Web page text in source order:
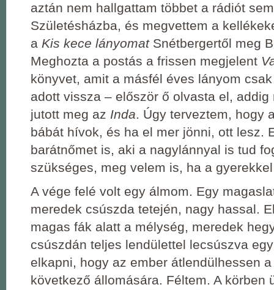
aztán nem hallgattam többet a rádiót
Születésházba, és megvettem a
a Kis kece lányomatSnétbergertől meg
Meghozta a postás a frissen megjelent
könyvet, amit a másfél éves lányom
adott vissza – először ő olvasta el, addig
jutott meg az Inda. Úgy terveztem, hogy
bábát hívok, és ha el mer jönni, ott lesz.
barátnőmet is, aki a nagylánnyal is tud
szükséges, meg velem is, ha a
A vége felé volt egy álmom. Egy
meredek csúszda tetején, nagy hassal.
magas fák alatt a mélység, meredek
csúszdán teljes lendülettel lecsúszva
elkapni, hogy az ember átlendülhessen
következő állomására. Féltem. A körben